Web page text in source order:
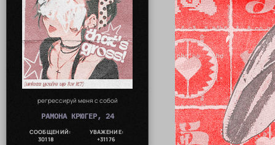
регрессируй меня с собой
РАМОНА КРЮГЕР, 24
СООБЩЕНИЙ:
30118
УВАЖЕНИЕ:
+31176